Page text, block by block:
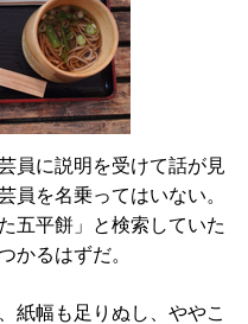
員に説明を受けて話が見
員を名乗ってはいない。
五平餅」と検索していた
かるはずだ。
紙幅も足りぬし、ややこ